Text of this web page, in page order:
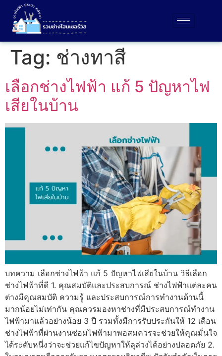
Tag: ช่างทาสี
เลือกช่างไฟฟ้า แก้ 5 ปัญหาไฟ
เสียในบ้าน
บทความ เลือกช่างไฟฟ้า แก้ 5 ปัญหาไฟเสียในบ้าน วิธีเลือก
ช่างไฟฟ้าที่ดี 1. คุณสมบัติและประสบการณ์ ช่างไฟฟ้าแต่ละคน
ต่างมีคุณสมบัติ ความรู้ และประสบการณ์การทำงานด้านนี้
มากน้อยไม่เท่ากัน คุณควรมองหาช่างที่มีประสบการณ์ทำงาน
ไฟฟ้ามาแล้วอย่างน้อย 3 ปี รวมทั้งมีการรับประกันให้ 12 เดือน
ช่างไฟฟ้าที่ผ่านงานซ่อมไฟฟ้ามาพอสมควรจะช่วยให้คุณมั่นใจ
ได้ระดับหนึ่งว่าจะช่วยแก้ไขปัญหาให้ลุล่วงได้อย่างปลอดภัย 2.